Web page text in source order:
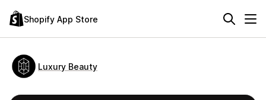
Shopify App Store
Luxury Beauty